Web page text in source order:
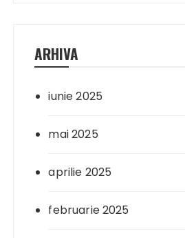
ARHIVA
iunie 2025
mai 2025
aprilie 2025
februarie 2025